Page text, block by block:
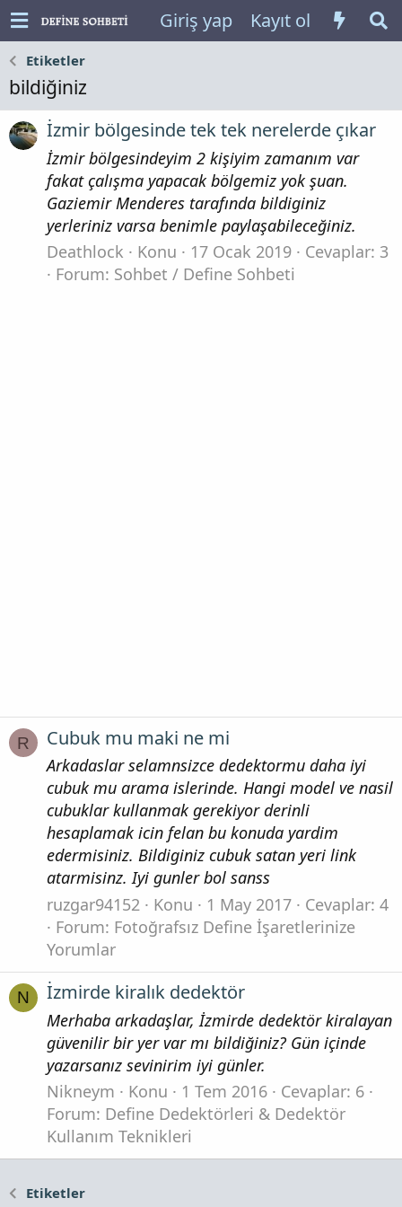
Giriş yap Kayıt ol
Etiketler
bildiğiniz
İzmir bölgesinde tek tek nerelerde çıkar
İzmir bölgesindeyim 2 kişiyim zamanım var
fakat çalışma yapacak bölgemiz yok şuan.
Gaziemir Menderes tarafında bildiginiz
yerleriniz varsa benimle paylaşabileceğiniz.
Deathlock
Konu 17 Ocak 2019
Cevaplar: 3
Forum: Sohbet / Define Sohbeti
R Cubuk mu maki ne mi
Arkadaslar selamnsizce dedektormu daha iyi
cubuk mu arama islerinde. Hangi model ve nasil
cubuklar kullanmak gerekiyor derinli
hesaplamak icin felan bu konuda yardim
edermisiniz. Bildiginiz cubuk satan yeri link
atarmisinz. Iyi gunler bol sanss
ruzgar94152
Konu 1 May 2017
Cevaplar: 4
Forum: Fotoğrafsız Define İşaretlerinize
Yorumlar
N İzmirde kiralık dedektör
Merhaba arkadaşlar, İzmirde dedektör kiralayan
güvenilir bir yer var mı bildiğiniz? Gün içinde
yazarsanız sevinirim iyi günler.
Nikneym
Konu 1 Tem 2016
Cevaplar: 6
Forum: Define Dedektörleri & Dedektör
Kullanım Teknikleri
Etiketler